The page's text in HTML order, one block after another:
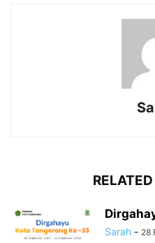
Sarah - 28